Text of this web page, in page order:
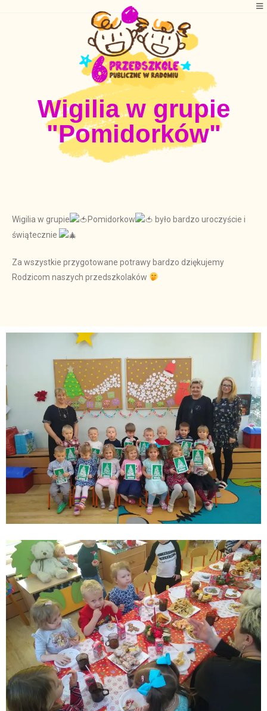
Wigilia w grupie
"Pomidorków"
Wigilia w grupie Pomidorkow
było bardzo uroczyście i
świątecznie
Za wszystkie przygotowane potrawy bardzo dziękujemy
Rodzicom naszych przedszkolaków